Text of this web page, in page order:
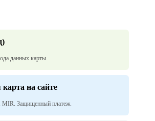
данных карты.
на сайте
MIR. Защищенный платеж.